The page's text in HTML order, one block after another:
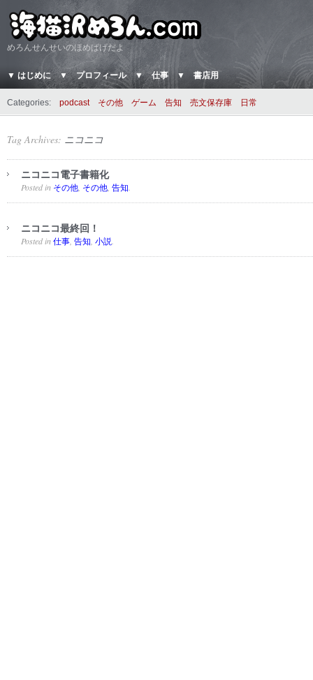
めろんせんせいのほめぱげだよ
▼ はじめに ▼ プロフィール ▼ 仕事 ▼ 書店用
Categories: podcast その他 ゲーム 告知 売文保存庫 日常
Tag Archives: ニコニコ
ニコニコ電子書籍化
Posted in その他 その他 告知
ニコニコ最終回！
Posted in 仕事 告知 小説